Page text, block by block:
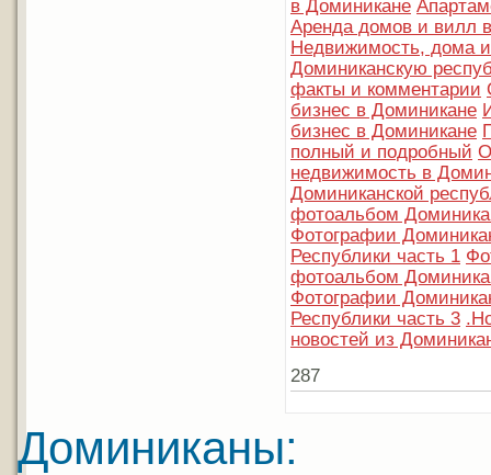
в Доминикане
Аренда домов и вилл
Недвижимость, дома
Доминиканскую
факты и комментарии
бизнес в Доминикане
бизнес в Доминикане
полный и подробный
недвижимость в
Доминиканской
фотоальбом
Фотографии
Республики часть 1
фотоальбом
Фотографии
Республики часть 3
новостей из
287
Доминиканы: